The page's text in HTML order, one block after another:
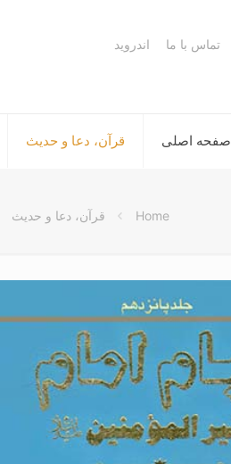
صفحه اصلی قرآن، دعا و حدیث
تماس با ما اندروید
Home قرآن، دعا و حدیث